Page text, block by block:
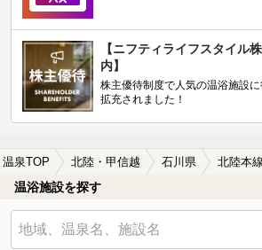
【ニフティライフスタイル
内】
株主優待制度で人気の温浴施設
拡充されました！
温泉TOP 北陸・甲信越 石川県 北陸本線
温浴施設を探す